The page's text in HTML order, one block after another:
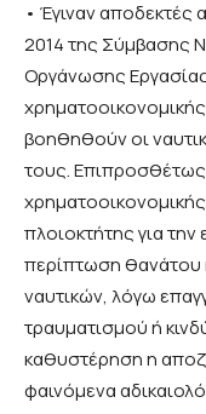
• Έγιναν
2014 της Σύμβασης
Οργάνωσης
βοηθηθούν οι
τους.
πλοιοκτήτης για
περίπτωση θανάτου
ναυτικών, λόγω
τραυματισμού ή
καθυστέρηση η
φαινόμενα